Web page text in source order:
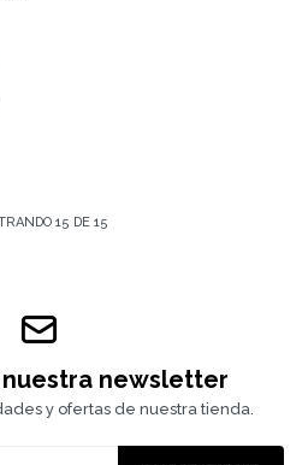
15 DE 15
newsletter
y ofertas de nuestra tienda.